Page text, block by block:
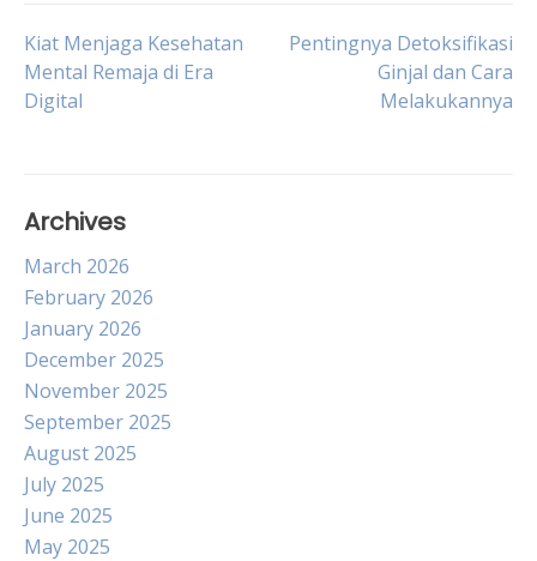
Post
navigation
Kiat Menjaga Kesehatan
Mental Remaja di Era
Digital
Pentingnya Detoksifikasi
Ginjal dan Cara
Melakukannya
Archives
March 2026
February 2026
January 2026
December 2025
November 2025
September 2025
August 2025
July 2025
June 2025
May 2025